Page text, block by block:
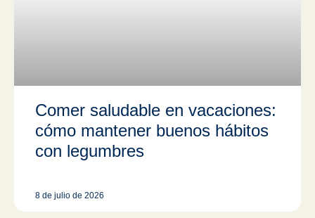
Comer saludable en vacaciones:
cómo mantener buenos hábitos
con legumbres
8 de julio de 2026